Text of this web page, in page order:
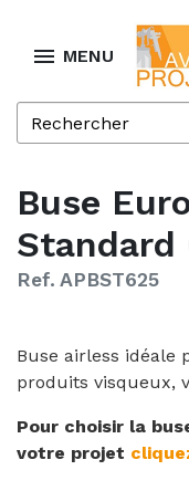
 MENU
Buse
Standard
Ref. APBST625
Buse airless idéale
produits visqueux,
Pour choisir la
votre projet